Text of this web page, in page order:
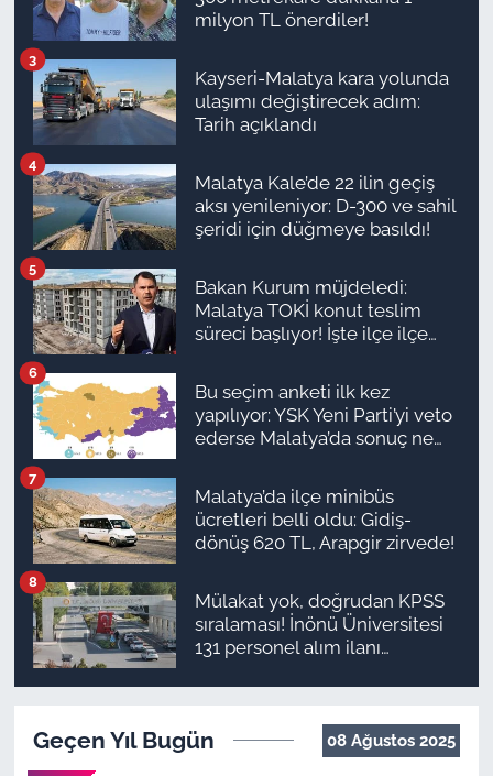
milyon TL önerdiler!
Kayseri-Malatya kara yolunda
ulaşımı değiştirecek adım:
Tarih açıklandı
3
Malatya Kale’de 22 ilin geçiş
aksı yenileniyor: D-300 ve sahil
şeridi için düğmeye basıldı!
4
Bakan Kurum müjdeledi:
Malatya TOKİ konut teslim
süreci başlıyor! İşte ilçe ilçe
planı
5
Bu seçim anketi ilk kez
yapılıyor: YSK Yeni Parti’yi veto
ederse Malatya’da sonuç ne
6
Malatya’da ilçe minibüs
ücretleri belli oldu: Gidiş-
dönüş 620 TL, Arapgir zirvede!
7
Mülakat yok, doğrudan KPSS
sıralaması! İnönü Üniversitesi
131 personel alım ilanı
8
Geçen Yıl Bugün 08 Ağustos 2025